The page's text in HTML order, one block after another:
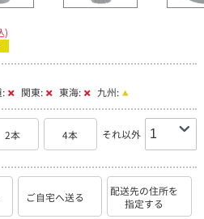
)
: 関東: 東海: 九州:
2本 4本 それ以外
ご自宅へ送る
配送先の住所を
指定する